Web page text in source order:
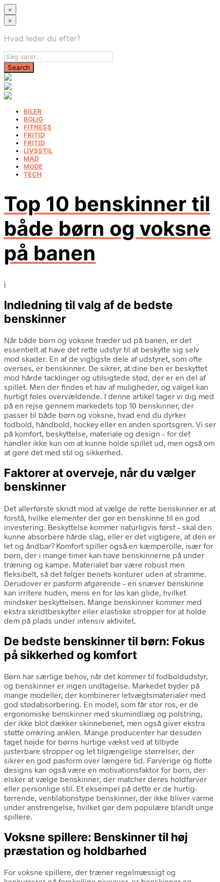
×
×
Hvad leder du efter?
BILER
BOLIG
FITNESS
FRITID
FRITID
LIVSSTIL
MAD
MODE
TECH
Top 10 benskinner til
både børn og voksne
på banen
i
Indledning til valg af de bedste
benskinner
Når både børn og voksne træder ud på banen, er det
essentielt at have det rette udstyr til at beskytte sig selv
mod skader. En af de vigtigste dele af udstyret, som ofte
overses, er benskinner. De sikrer, at dine ben er beskyttet
mod hårde tacklinger og utilsigtede stød, der er en del af
spillet. Men der findes et hav af muligheder, og valget kan
hurtigt føles overvældende. I denne artikel tager vi dig med
på en rejse gennem markedets top 10 benskinner, der
passer til både børn og voksne, hvad end du dyrker
fodbold, håndbold, hockey eller en anden sportsgren. Vi ser
på komfort, beskyttelse, materiale og design – for det
handler ikke kun om at kunne holde spillet ud, men også om
at gøre det med stil og sikkerhed.
Faktorer at overveje, når du vælger
benskinner
Det allerførste skridt mod at vælge de rette benskinner er at
forstå, hvilke elementer der gør en benskinne til en god
investering. Beskyttelse kommer naturligvis først – skal den
kunne absorbere hårde slag, eller er det vigtigere, at den er
let og åndbar? Komfort spiller også en kæmperolle, især for
børn, der i mange timer kan have benskinnerne på under
træning og kampe. Materialet bør være robust men
fleksibelt, så det følger benets konturer uden at stramme.
Derudover er pasform afgørende – en snæver benskinne
kan irritere huden, mens en for løs kan glide, hvilket
mindsker beskyttelsen. Mange benskinner kommer med
ekstra skridtbeskytter eller elastiske stropper for at holde
dem på plads under intensiv aktivitet.
De bedste benskinner til børn: Fokus
på sikkerhed og komfort
Børn har særlige behov, når det kommer til fodboldudstyr,
og benskinner er ingen undtagelse. Markedet byder på
mange modeller, der kombinerer letvægtsmaterialer med
god stødabsorbering. En model, som får stor ros, er de
ergonomiske benskinner med skumindlæg og polstring,
der ikke blot dækker skinnebenet, men også giver ekstra
støtte omkring anklen. Mange producenter har desuden
taget højde for børns hurtige vækst ved at tilbyde
justerbare stropper og let tilgængelige størrelser, der
sikrer en god pasform over længere tid. Farverige og flotte
designs kan også være en motivationsfaktor for børn, der
elsker at vælge benskinner, der matcher deres holdfarver
eller personlige stil. Et eksempel på dette er de hurtig-
tørrende, ventilationstype benskinner, der ikke bliver varme
under anstrengelse, hvilket gør dem populære blandt unge
spillere.
Voksne spillere: Benskinner til høj
præstation og holdbarhed
For voksne spillere, der træner regelmæssigt og